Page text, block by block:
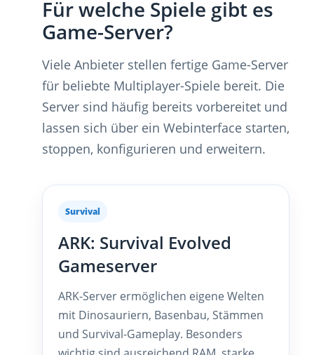
Für welche Spiele gibt es
Game-Server?
Viele Anbieter stellen fertige Game-Server
für beliebte Multiplayer-Spiele bereit. Die
Server sind häufig bereits vorbereitet und
lassen sich über ein Webinterface starten,
stoppen, konfigurieren und erweitern.
Survival
ARK: Survival Evolved
Gameserver
ARK-Server ermöglichen eigene Welten
mit Dinosauriern, Basenbau, Stämmen
und Survival-Gameplay. Besonders